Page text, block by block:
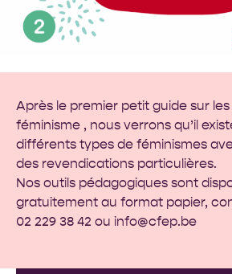
Après le premier petit guide sur
féminisme , nous verrons qu’il
différents types de féminismes
des revendications particulières.
Nos outils pédagogiques sont
gratuitement au format papier,
02 229 38 42 ou info@cfep.be